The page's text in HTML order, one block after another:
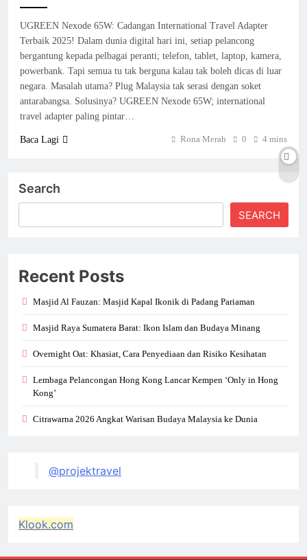
UGREEN Nexode 65W: Cadangan International Travel Adapter
Terbaik 2025! Dalam dunia digital hari ini, setiap pelancong
bergantung kepada pelbagai peranti; telefon, tablet, laptop, kamera,
powerbank. Tapi semua tu tak berguna kalau tak boleh dicas di luar
negara. Masalah utama? Plug Malaysia tak serasi dengan soket
antarabangsa. Solusinya? UGREEN Nexode 65W; international
travel adapter paling pintar…
Baca Lagi Rona Merah 0 4 mins
Search
SEARCH
Recent Posts
Masjid Al Fauzan: Masjid Kapal Ikonik di Padang Pariaman
Masjid Raya Sumatera Barat: Ikon Islam dan Budaya Minang
Overnight Oat: Khasiat, Cara Penyediaan dan Risiko Kesihatan
Lembaga Pelancongan Hong Kong Lancar Kempen ‘Only in Hong
Kong’
Citrawarna 2026 Angkat Warisan Budaya Malaysia ke Dunia
@projektravel
Klook.com